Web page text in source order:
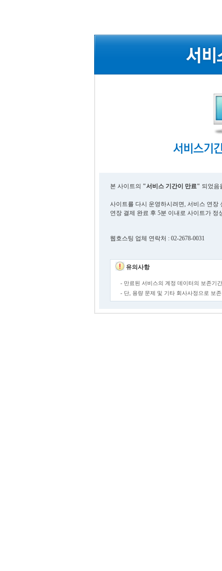
본 사이트의 "서비스 기간이 만료" 되었음
사이트를 다시 운영하시려면, 서비스 연장
연장 결제 완료 후 5분 이내로 사이트가 정
웹호스팅 업체 연락처 : 02-2678-0031
유의사항
- 만료된 서비스의 계정 데이터의 보존기
- 단, 용량 문제 및 기타 회사사정으로 보